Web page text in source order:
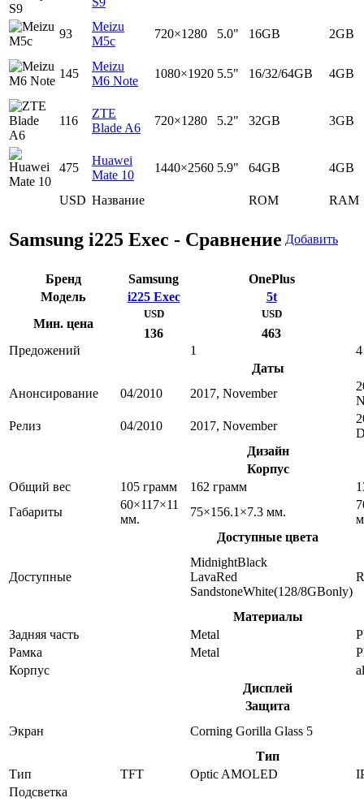
USD Название ROM RAM
93
Meizu
M5c
720×1280 5.0" 16GB 2GB
145
Meizu
M6 Note
1080×1920 5.5" 16/32/64GB 4GB
116
ZTE
Blade A6
720×1280 5.2" 32GB 3GB
475
Huawei
Mate 10
1440×2560 5.9" 64GB 4GB
Samsung i225 Exec - Сравнение Добавить
Бренд Samsung
OnePlus
Модель
i225 Exec
5t
Мин. цена
USD
136
USD
463
Предожений
1
4
Даты
Анонсирование
04/2010 2017, November
Релиз
04/2010 2017, November
Дизайн
Корпус
Общий вес
105 грамм 162 грамм
Габариты
60×117×11
мм.
75×156.1×7.3 мм.
Доступные цвета
Доступные
MidnightBlack
LavaRed
SandstoneWhite(128/8GBonly)
Материалы
Задняя часть
Metal
Рамка
Metal
Корпус
Дисплей
Защита
Экран
Corning Gorilla Glass 5
Тип
Тип
TFT Optic AMOLED
Подсветка